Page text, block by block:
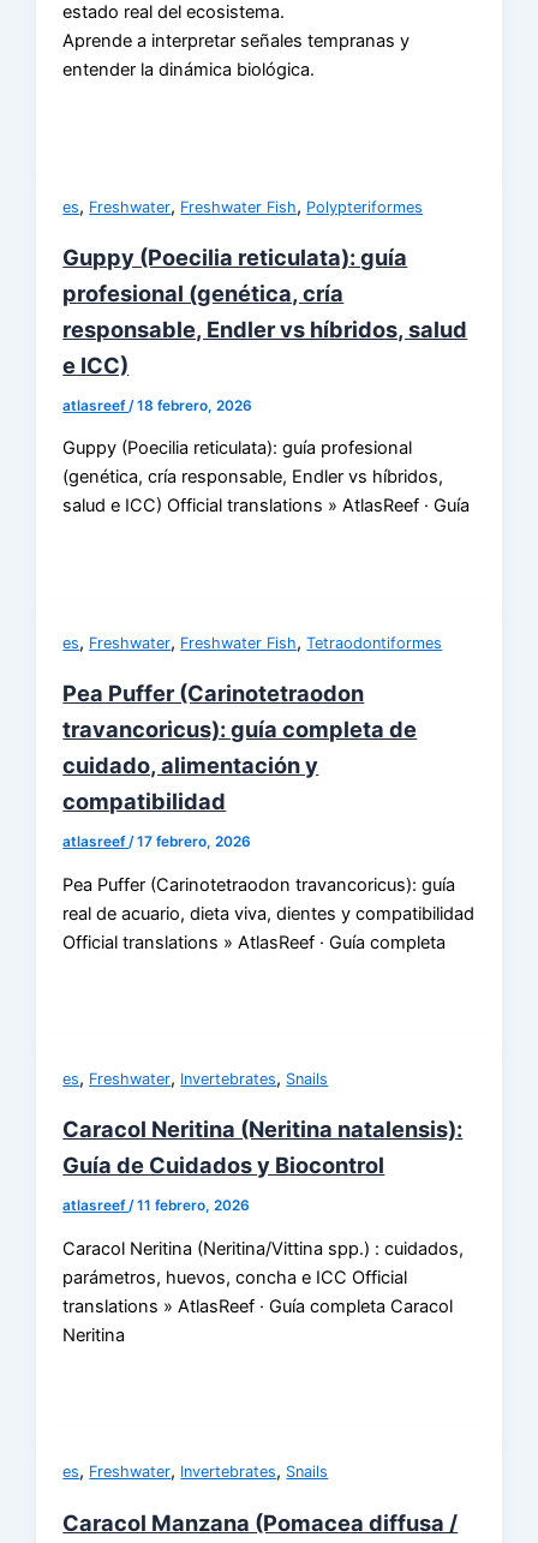
estado real del ecosistema.
Aprende a interpretar señales tempranas y
entender la dinámica biológica.
es, Freshwater, Freshwater Fish, Polypteriformes
Guppy (Poecilia reticulata): guía
profesional (genética, cría
responsable, Endler vs híbridos, salud
e ICC)
atlasreef /18 febrero, 2026
Guppy (Poecilia reticulata): guía profesional
(genética, cría responsable, Endler vs híbridos,
salud e ICC) Official translations » AtlasReef · Guía
es, Freshwater, Freshwater Fish,Tetraodontiformes
Pea Puffer (Carinotetraodon
travancoricus): guía completa de
cuidado, alimentación y
compatibilidad
atlasreef/17 febrero, 2026
Pea Puffer (Carinotetraodon travancoricus): guía
real de acuario, dieta viva, dientes y compatibilidad
Official translations » AtlasReef · Guía completa
es, Freshwater, Invertebrates, Snails
Caracol Neritina (Neritina natalensis):
Guía de Cuidados y Biocontrol
atlasreef/11 febrero, 2026
Caracol Neritina (Neritina/Vittina spp.) : cuidados,
parámetros, huevos, concha e ICC Official
translations » AtlasReef · Guía completa Caracol
Neritina
es, Freshwater, Invertebrates, Snails
Caracol Manzana (Pomacea diffusa /